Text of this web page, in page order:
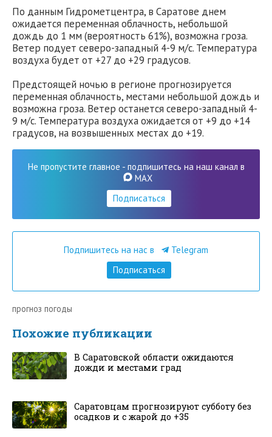
По данным Гидрометцентра, в Саратове днем
ожидается переменная облачность, небольшой
дождь до 1 мм (вероятность 61%), возможна гроза.
Ветер подует северо-западный 4-9 м/с. Температура
воздуха будет от +27 до +29 градусов.
Предстоящей ночью в регионе прогнозируется
переменная облачность, местами небольшой дождь и
возможна гроза. Ветер останется северо-западный 4-
9 м/с. Температура воздуха ожидается от +9 до +14
градусов, на возвышенных местах до +19.
Не пропустите главное - подпишитесь на наш канал в
MAX
Подписаться
Подпишитесь на нас в
Telegram
Подписаться
прогноз погоды
Похожие публикации
В Саратовской области ожидаются
дожди и местами град
Саратовцам прогнозируют субботу без
осадков и с жарой до +35